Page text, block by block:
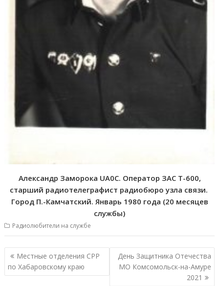
Александр Заморока UA0C. Оператор ЗАС Т-600,
старший радиотелеграфист радиобюро узла связи.
Город П.-Камчатский. Январь 1980 года (20 месяцев
службы)
Радиолюбители на службе
Навигация
по
записям
Местные отделения СРР
по Хабаровскому краю
День Защитника Отечества
МО Комсомольск-на-Амуре
2021